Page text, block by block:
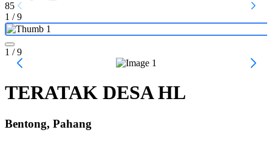
85
1 /9
1 / 9
TERATAK DESA HL
Bentong, Pahang